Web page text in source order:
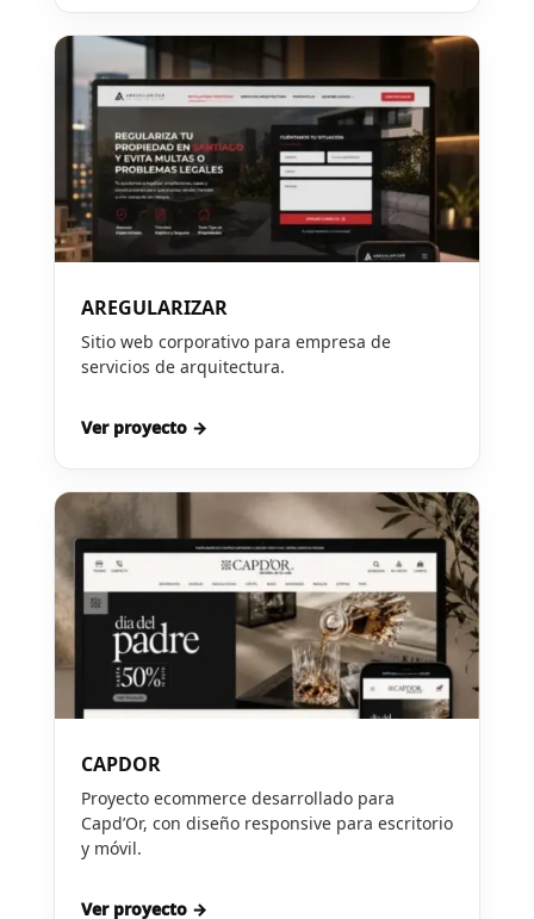
AREGULARIZAR
Sitio web corporativo para empresa de
servicios de arquitectura.
Ver proyecto →
CAPDOR
Proyecto ecommerce desarrollado para
Capd’Or, con diseño responsive para escritorio
y móvil.
Ver proyecto →